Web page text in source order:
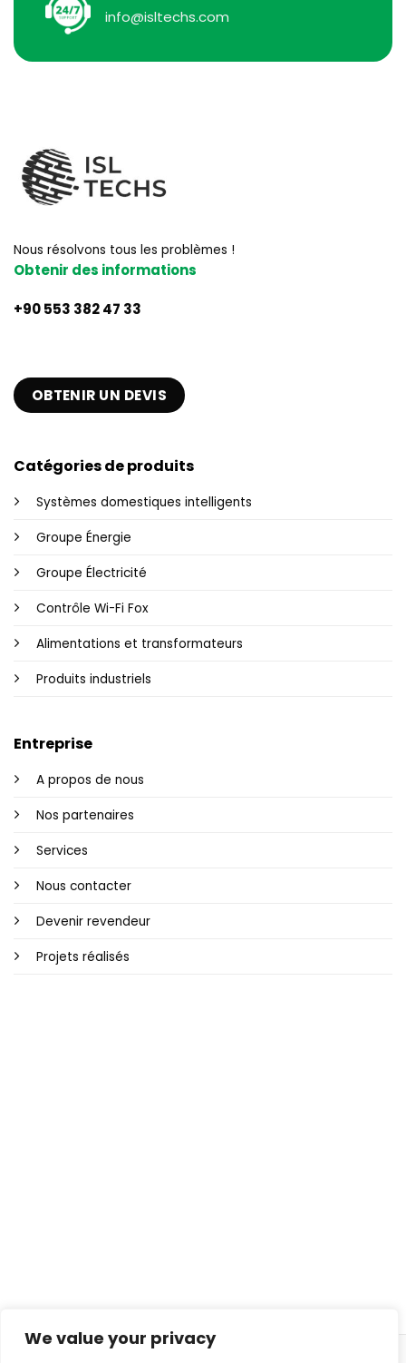
We value your privacy
info@isltechs.com
Nous résolvons tous les problèmes !
Obtenir des informations
+90 553 382 47 33
OBTENIR UN DEVIS
Catégories de produits
Systèmes domestiques intelligents
Groupe Énergie
Groupe Électricité
Contrôle Wi-Fi Fox
Alimentations et transformateurs
Produits industriels
Entreprise
A propos de nous
Nos partenaires
Services
Nous contacter
Devenir revendeur
Projets réalisés